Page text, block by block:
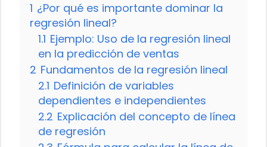
1 ¿Por qué es importante dominar la
regresión lineal?
1.1 Ejemplo: Uso de la regresión lineal
en la predicción de ventas
2 Fundamentos de la regresión lineal
2.1 Definición de variables
dependientes e independientes
2.2 Explicación del concepto de línea
de regresión